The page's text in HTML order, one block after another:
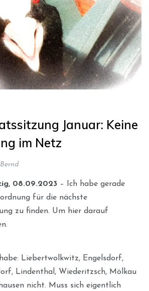
Januar: Keine
im Netz
Bernd
08.09.2023 – Ich habe gerade
für die nächste
zu finden. Um hier darauf
Liebertwolkwitz, Engelsdorf,
Lindenthal, Wiederitzsch, Mölkau
nicht. Muss sich eigentlich